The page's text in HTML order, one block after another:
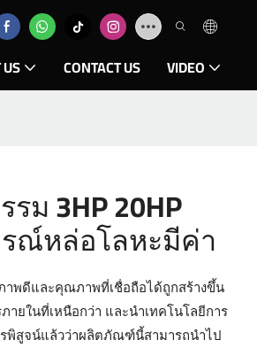
CONTACT US VIDEO
ม 3HP 20HP
ณ์หล่อโลหะมีค่า
าพดีและคุณภาพที่เชื่อถือได้ถูกสร้างขึ้น
ยในที่เหนือกว่า และนำเทคโนโลยีการ
พิสูจน์แล้วว่าผลิตภัณฑ์นี้สามารถนำไป